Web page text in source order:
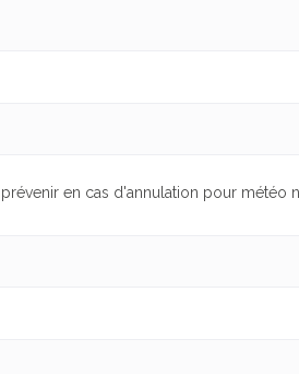
en cas d'annulation pour météo